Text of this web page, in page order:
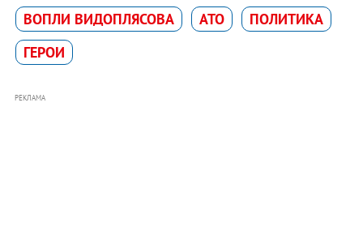
ВОПЛИ ВИДОПЛЯСОВА АТО
ПОЛИТИКА
ГЕРОИ
РЕКЛАМА